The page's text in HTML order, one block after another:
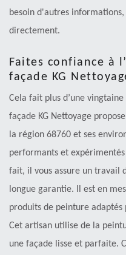
besoin d'autres
directement.
Faites confiance à
façade KG
Cela fait plus d’une
façade KG Nettoyage
la région 68760 et ses
performants et
fait, il vous assure un travail
longue garantie. Il est en
produits de peinture
Cet artisan utilise de la
une façade lisse et parfaite.